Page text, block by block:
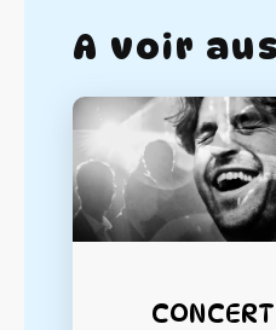
A voir